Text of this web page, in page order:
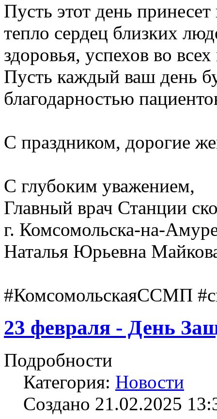
Пусть этот день
тепло сердец близких
здоровья, успехов во
Пусть каждый ваш день
благодарностью
С праздником, дорогие
С глубоким уважением,
Главный врач Станции
г. Комсомольска-на-
Наталья Юрьевна
#КомсомольскаяССМП
23 февраля - День
Подробности
Категория: Новости
Создано 21.02.2025